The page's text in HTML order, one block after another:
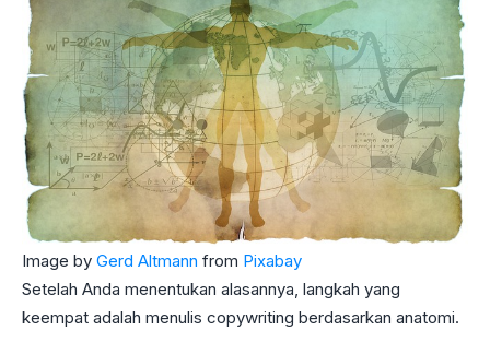
Image by Gerd Altmann from Pixabay
Setelah Anda menentukan alasannya, langkah yang
keempat adalah menulis copywriting berdasarkan anatomi.